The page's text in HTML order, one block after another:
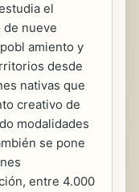
el
de nueve
amiento y
desde
nativas que
creativo de
modalidades
se pone
entre 4.000